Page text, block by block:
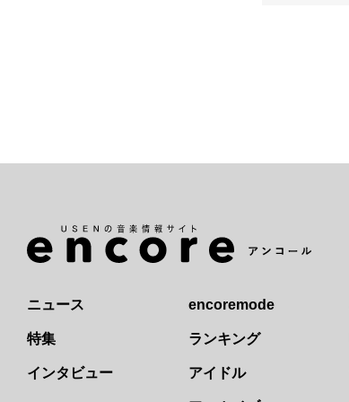
ニュース
特集
インタビュー
encoremode
ランキング
アイドル